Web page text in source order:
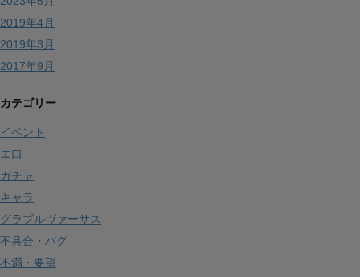
2019年4月
2019年3月
2017年9月
カテゴリー
イベント
エ口
ガチャ
キャラ
グラブルヴァーサス
不具合・バグ
不満・要望